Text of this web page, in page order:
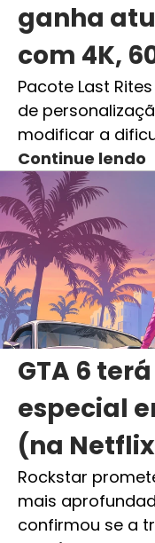
ganha
com 4K,
Pacote Last
de
modificar a
Continue lendo
GTA 6
especial
(na
Rockstar
mais
confirmou se a